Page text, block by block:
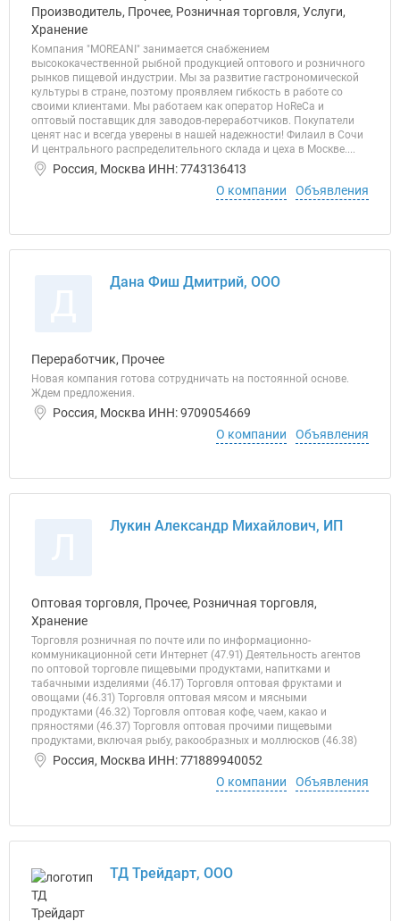
Производитель, Прочее, Розничная торговля, Услуги,
Хранение
Компания "MOREANI" занимается снабжением
высококачественной рыбной продукцией оптового и розничного
рынков пищевой индустрии. Мы за развитие гастрономической
культуры в стране, поэтому проявляем гибкость в работе со
своими клиентами. Мы работаем как оператор HoReCa и
оптовый поставщик для заводов-переработчиков. Покупатели
ценят нас и всегда уверены в нашей надежности! Филаил в Сочи
И центрального распределительного склада и цеха в Москве....
Россия, Москва ИНН: 7743136413
О компании
Объявления
Дана Фиш Дмитрий, ООО
Переработчик, Прочее
Новая компания готова сотрудничать на постоянной основе.
Ждем предложения.
Россия, Москва ИНН: 9709054669
О компании
Объявления
Лукин Александр Михайлович, ИП
Оптовая торговля, Прочее, Розничная торговля,
Хранение
Торговля розничная по почте или по информационно-
коммуникационной сети Интернет (47.91) Деятельность агентов
по оптовой торговле пищевыми продуктами, напитками и
табачными изделиями (46.17) Торговля оптовая фруктами и
овощами (46.31) Торговля оптовая мясом и мясными
продуктами (46.32) Торговля оптовая кофе, чаем, какао и
пряностями (46.37) Торговля оптовая прочими пищевыми
продуктами, включая рыбу, ракообразных и моллюсков (46.38)
Россия, Москва ИНН: 771889940052
О компании
Объявления
ТД Трейдарт, ООО